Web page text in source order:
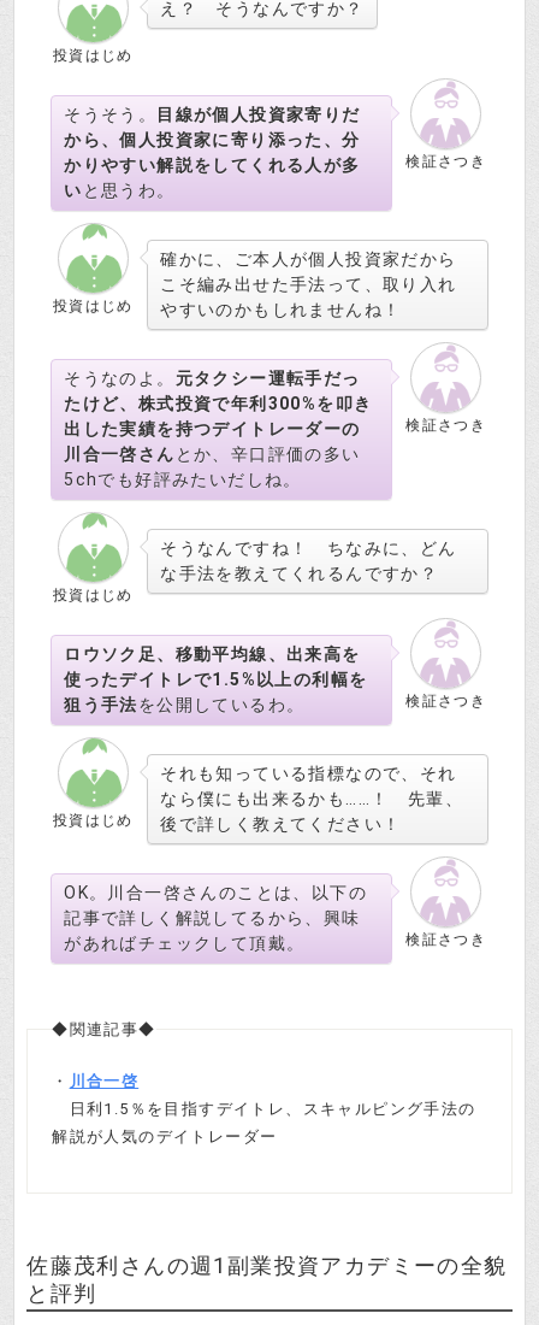
投資はじめ
え？ そうなんですか？
検証さつき
そうそう。
目線が個人投資家寄りだ
から、個人投資家に寄り添った、分
かりやすい解説をしてくれる人が多
い と思うわ。
投資はじめ
確かに、ご本人が個人投資家だから
こそ編み出せた手法って、取り入れ
やすいのかもしれませんね！
検証さつき
そうなのよ。 元タクシー運転手だっ
たけど、株式投資で年利300%を叩き
出した実績を持つデイトレーダーの
川合一啓さん とか、辛口評価の多い
5chでも好評みたいだしね。
投資はじめ
そうなんですね！ ちなみに、どん
な手法を教えてくれるんですか？
検証さつき
ロウソク足、移動平均線、出来高を
使ったデイトレで1.5%以上の利幅を
狙う手法を公開しているわ。
投資はじめ
それも知っている指標なので、それ
なら僕にも出来るかも……！ 先輩、
後で詳しく教えてください！
検証さつき
OK。川合一啓さんのことは、以下の
記事で詳しく解説してるから、興味
があればチェックして頂戴。
◆関連記事◆
・ 川合一啓
日利1.5％を目指すデイトレ、スキャルピング手法の
解説が人気のデイトレーダー
佐藤茂利さんの週1副業投資アカデミーの全貌
と評判